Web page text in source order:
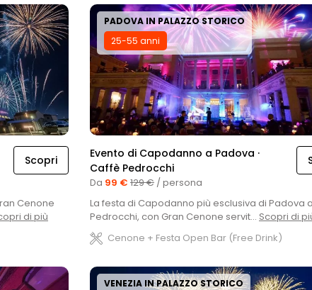
Scopri
Cenone
di più
PADOVA IN PALAZZO STORICO
25-55 anni
Evento di Capodanno a Padova ·
Caffè Pedrocchi
Da 99 € 129 €/ persona
La festa di Capodanno più esclusiva di Padova
Pedrocchi, con Gran Cenone servit... Scopri di
Cenone + Festa Open Bar (Free Drink)
VENEZIA IN PALAZZO STORICO